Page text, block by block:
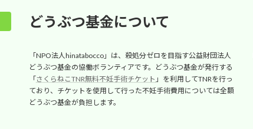
どうぶつ基金について
「NPO法人hinatabocco」は、殺処分ゼロを目指す公益財団法人
どうぶつ基金の協働ボランティアです。どうぶつ基金が発行する
「さくらねこTNR無料不妊手術チケット 」を利用してTNRを行っ
ており、チケットを使用して行った不妊手術費用については全額
どうぶつ基金が負担します。